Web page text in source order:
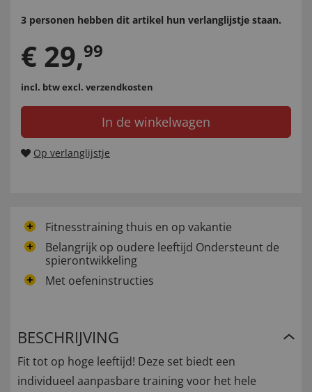
3 personen hebben dit artikel hun verlanglijstje staan.
€ 29,99
incl. btwexcl. verzendkosten
In de winkelwagen
Op verlanglijstje
Fitnesstraining thuis en op vakantie
Belangrijk op oudere leeftijd Ondersteunt de
spierontwikkeling
Met oefeninstructies
BESCHRIJVING
Fit tot op hoge leeftijd! Deze set biedt een
individueel aanpasbare training voor het hele